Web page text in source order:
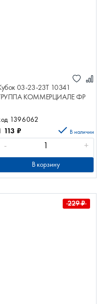
03-23-23Т 10341
КОММЕРЦИАЛЕ ФР
1396062
113 ₽ В наличии
- +
В корзину
229₽